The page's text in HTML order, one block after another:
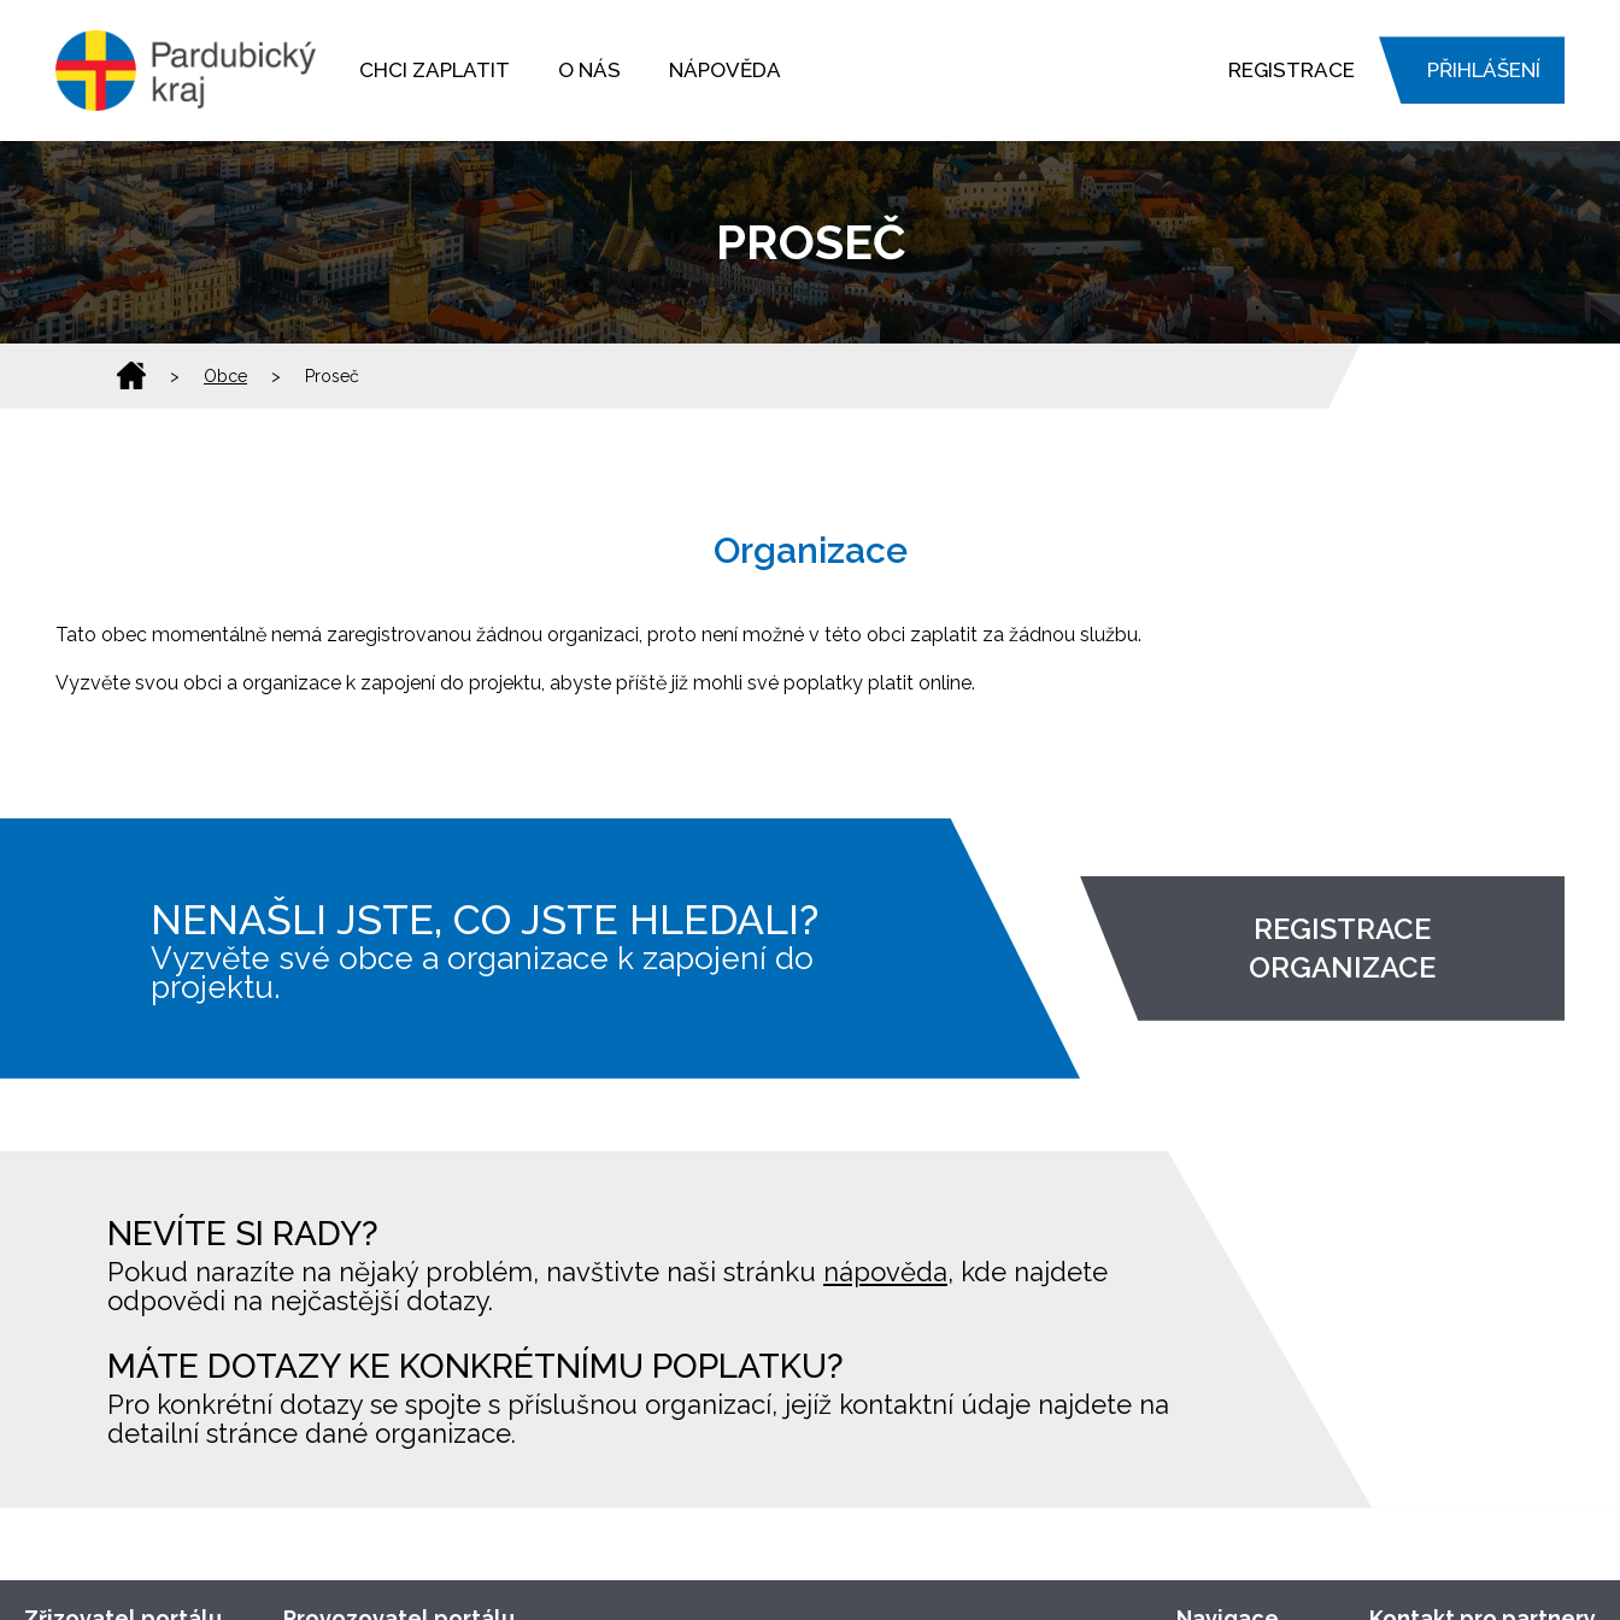
CHCI ZAPLATIT O NÁS NÁPOVĚDA REGISTRACE PŘIHLÁŠENÍ
PROSEČ
> Obce > Proseč
Organizace
Tato obec momentálně nemá zaregistrovanou žádnou organizaci, proto není možné v této obci zaplatit za žádnou službu.
Vyzvěte svou obci a organizace k zapojení do projektu, abyste příště již mohli své poplatky platit online.
NENAŠLI JSTE, CO JSTE HLEDALI?
Vyzvěte své obce a organizace k zapojení do
projektu.
REGISTRACE
ORGANIZACE
NEVÍTE SI RADY?
Pokud narazíte na nějaký problém, navštivte naši stránku nápověda, kde najdete
odpovědi na nejčastější dotazy.
MÁTE DOTAZY KE KONKRÉTNÍMU POPLATKU?
Pro konkrétní dotazy se spojte s příslušnou organizací, jejíž kontaktní údaje najdete na
detailní stránce dané organizace.